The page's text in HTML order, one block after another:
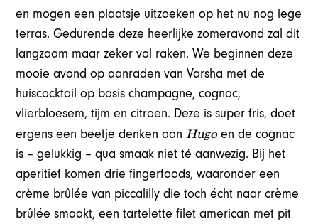
en mogen een plaatsje uitzoeken op het nu nog lege
terras. Gedurende deze heerlijke zomeravond zal dit
langzaam maar zeker vol raken. We beginnen deze
mooie avond op aanraden van Varsha met de
huiscocktail op basis champagne, cognac,
vlierbloesem, tijm en citroen. Deze is super fris, doet
ergens een beetje denken aanHugoen de cognac
is – gelukkig – qua smaak niet té aanwezig. Bij het
aperitief komen drie fingerfoods, waaronder een
crème brûlée van piccalilly die toch écht naar crème
brûlée smaakt, een tartelette filet american met pit